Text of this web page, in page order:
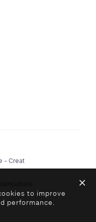
- Creat
to improve
performance.